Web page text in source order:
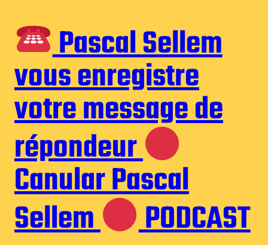
Pascal Sellem
vous enregistre
votre message de
répondeur
Canular Pascal
Sellem PODCAST